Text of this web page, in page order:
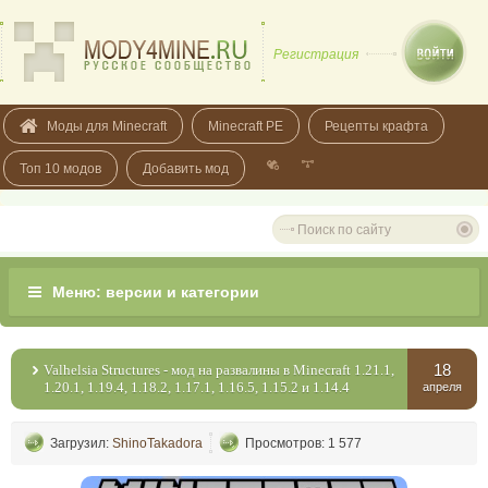
Регистрация
Моды для Minecraft Minecraft PE Рецепты крафта
Топ 10 модов Добавить мод
Valhelsia Structures - мод на развалины в Minecraft 1.21.1,
1.20.1, 1.19.4, 1.18.2, 1.17.1, 1.16.5, 1.15.2 и 1.14.4
18
апреля
Загрузил: ShinoTakadora Просмотров: 1 577